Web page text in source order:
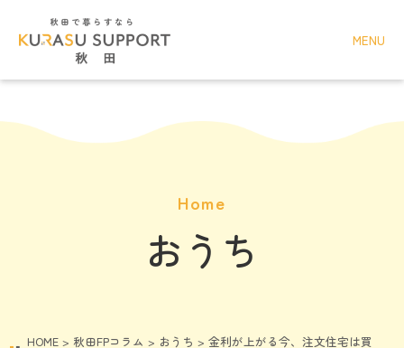
MENU
Home
おうち
HOME > 秋田FPコラム > おうち >金利が上がる今、注文住宅は買